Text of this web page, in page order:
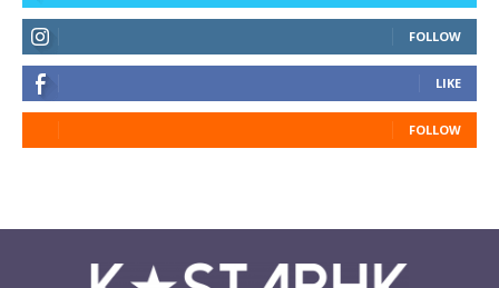
FOLLOW
LIKE
FOLLOW